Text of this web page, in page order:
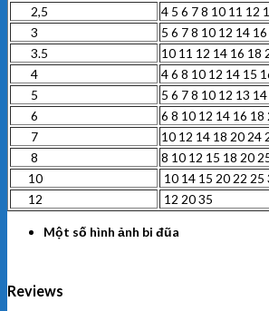
2,5
4 5 6 7 8 10 11 12
3
5 6 7 8 10 12 14
3.5
10 11 12 14 16 18
4
4 6 8 10 12 14 15
5
5 6 7 8 10 12 13
6
6 8 10 12 14 16
7
10 12 14 18 20 24
8
8 10 12 15 18 20
10
10 14 15 20 22 25
12
12 20 35
Một số hình ảnh bi đũa
Reviews